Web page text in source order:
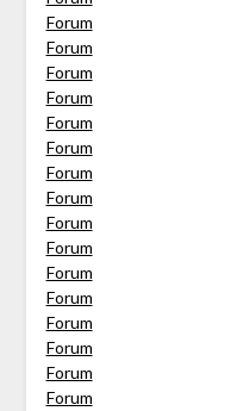
Forum
Forum
Forum
Forum
Forum
Forum
Forum
Forum
Forum
Forum
Forum
Forum
Forum
Forum
Forum
Forum